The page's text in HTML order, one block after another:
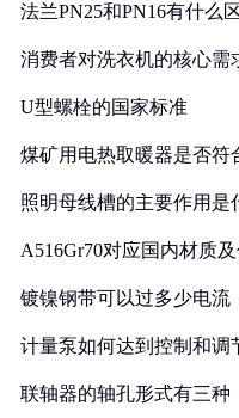
法兰PN25和PN16有什么
消费者对洗衣机的核心需
U型螺栓的国家标准
煤矿用电热取暖器是否符
照明母线槽的主要作用是
A516Gr70对应国内材质
镀镍钢带可以过多少电流
计量泵如何达到控制和调
联轴器的轴孔形式有三种